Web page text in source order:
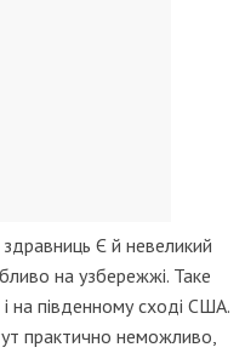
Є й невеликий
на узбережжі. Таке
і на південному сході США.
практично неможливо,